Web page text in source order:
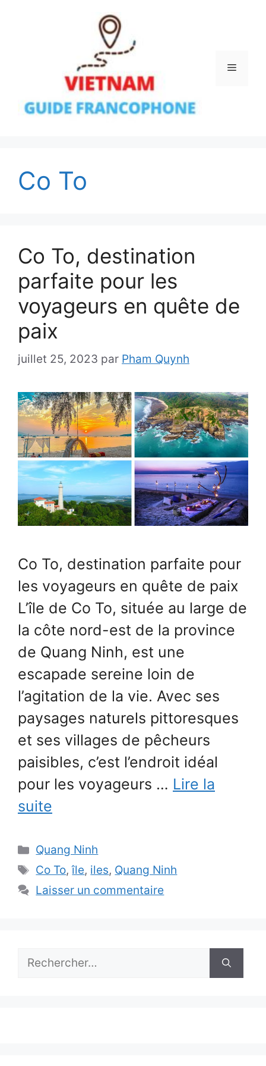
Menu
Co To
Co To, destination
parfaite pour les
voyageurs en quête de
paix
juillet 25, 2023 par Pham Quynh
Co To, destination parfaite pour
les voyageurs en quête de paix
L’île de Co To, située au large de
la côte nord-est de la province
de Quang Ninh, est une
escapade sereine loin de
l’agitation de la vie. Avec ses
paysages naturels pittoresques
et ses villages de pêcheurs
paisibles, c’est l’endroit idéal
pour les voyageurs … Lire la
suite
Catégories
Quang Ninh
Étiquettes
Co To,île, iles, Quang Ninh
Laisser un commentaire
Rechercher :